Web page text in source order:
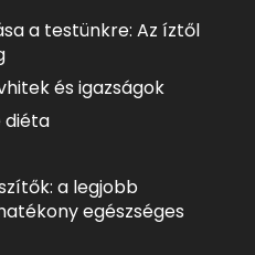
a testünkre: Az íztől
és igazságok
diéta
a legjobb
egészséges